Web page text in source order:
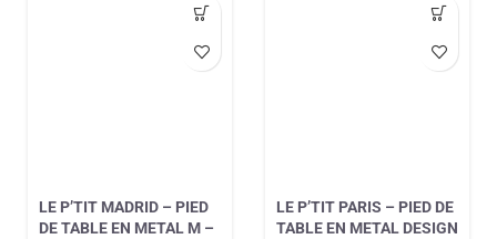
LE P’TIT MADRID – PIED
DE TABLE EN METAL M –
LE P’TIT PARIS – PIED DE
TABLE EN METAL DESIGN